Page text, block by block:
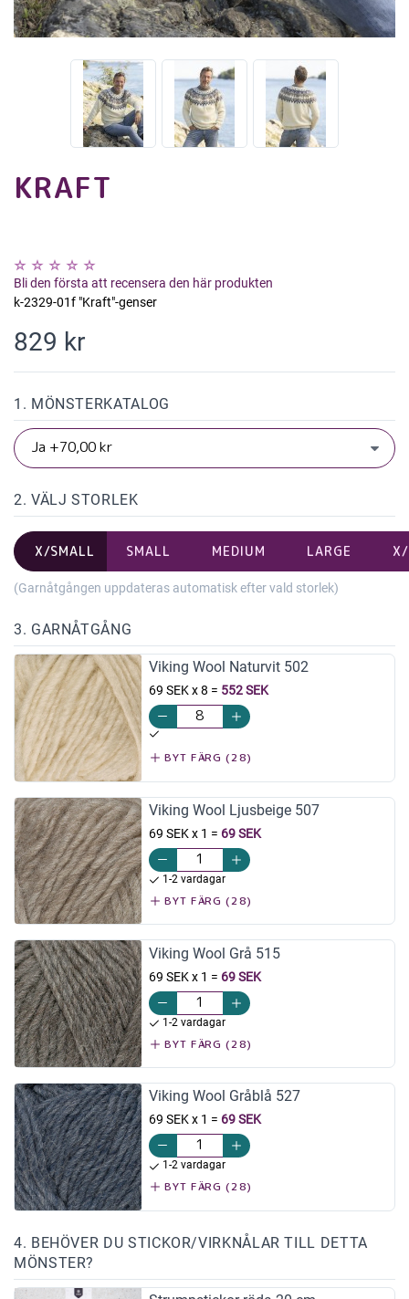
KRAFT
Bli den första att recensera den här produkten
k-2329-01f "Kraft"-genser
829 kr
1. MÖNSTERKATALOG
2. VÄLJ STORLEK
X/SMALL SMALL MEDIUM LARGE
(Garnåtgången uppdateras automatisk efter vald storlek)
3. GARNÅTGÅNG
Viking Wool Naturvit 502
69 SEK x 8 = 552 SEK
BYT FÄRG (28)
Viking Wool Ljusbeige 507
69 SEK x 1 = 69 SEK
1-2 vardagar
BYT FÄRG (28)
Viking Wool Grå 515
69 SEK x 1 = 69 SEK
1-2 vardagar
BYT FÄRG (28)
Viking Wool Gråblå 527
69 SEK x 1 = 69 SEK
1-2 vardagar
BYT FÄRG (28)
4. BEHÖVER DU STICKOR/VIRKNÅLAR TILL DETTA
MÖNSTER?